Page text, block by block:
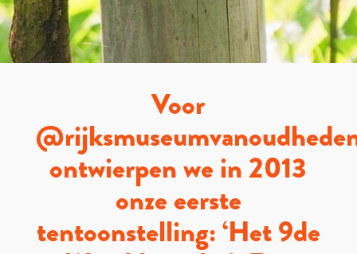
Voor
ontwierpen we in 2013
onze eerste
tentoonstelling: ‘Het 9de